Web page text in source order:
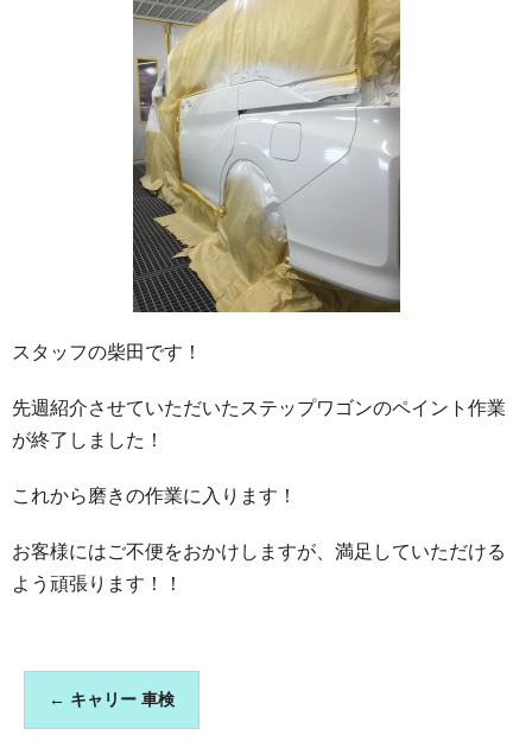
スタッフの柴田です！
先週紹介させていただいたステップワゴンのペイント作業
が終了しました！
これから磨きの作業に入ります！
お客様にはご不便をおかけしますが、満足していただける
よう頑張ります！！
← キャリー 車検